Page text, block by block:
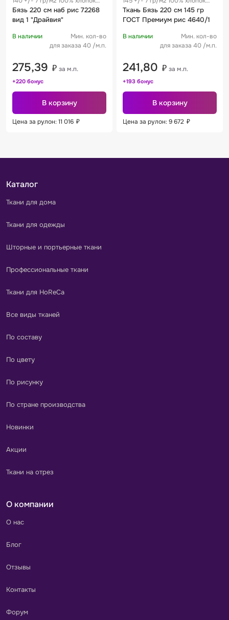
0.25 м
Бязь 220 см наб рис 72268
вид 1 "Драйвия"
В наличии
Мин. кол-во
для заказа 40 /м.п.
275,39 ₽ за м.п.
+220 бонус
В корзину
Цена за рулон: 11 016 ₽
0.32 м
Ткань Бязь 220 см 145 гр
ГОСТ Премиум рис 4640/1
В наличии
Мин. кол-во
для заказа 40 /м.п.
241,80 ₽ за м.п.
+193 бонус
В корзину
Цена за рулон: 9 672 ₽
Каталог
Ткани для дома
Ткани для одежды
Шторные и портьерные ткани
Профессиональные ткани
Ткани для HoReCa
Все виды тканей
По составу
По цвету
По рисунку
По стране производства
Новинки
Акции
Ткани на отрез
О компании
О нас
Блог
Отзывы
Контакты
Форум